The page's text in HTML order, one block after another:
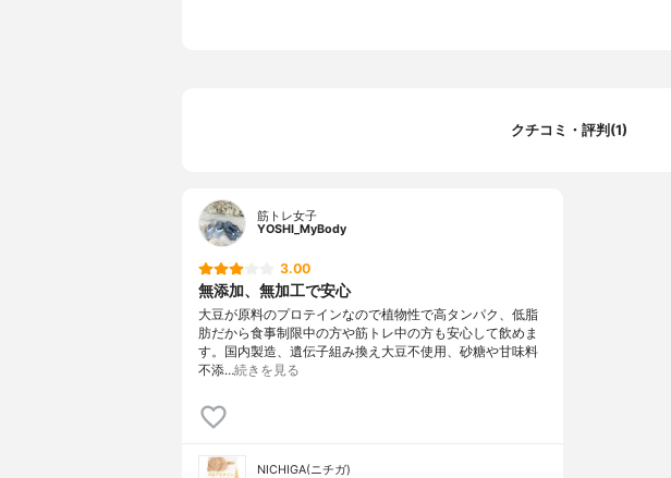
クチコミ・評判(1)
筋トレ女子
YOSHI_MyBody
3.00
無添加、無加工で安心
大豆が原料のプロテインなので植物性で高タンパク、低脂
肪だから食事制限中の方や筋トレ中の方も安心して飲めま
す。国内製造、遺伝子組み換え大豆不使用、砂糖や甘味料
不添…続きを見る
NICHIGA(ニチガ)